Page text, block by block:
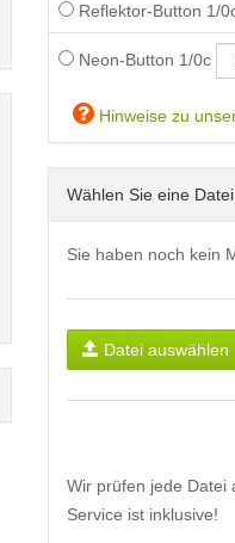
Reflektor-Button 1/
Neon-Button 1/0c
Hinweise zu
Wählen Sie eine Datei
Sie haben noch kein
Datei auswählen
Wir prüfen jede Datei
Service ist inklusive!